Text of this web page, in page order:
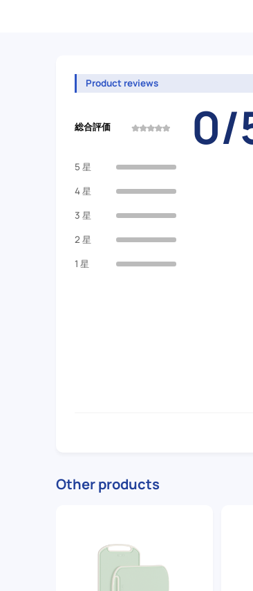
Product reviews
総合評価 0/
5 星
4 星
3 星
2 星
1 星
Other products